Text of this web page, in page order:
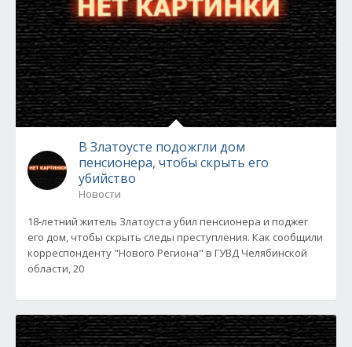
В Златоусте подожгли дом
пенсионера, чтобы скрыть его
убийство
Новости
18-летний житель Златоуста убил пенсионера и поджег
его дом, чтобы скрыть следы преступления. Как сообщили
корреспонденту "Нового Региона" в ГУВД Челябинской
области, 20